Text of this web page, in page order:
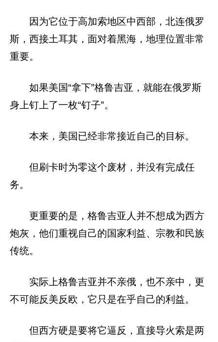
因为它位于高加索地区中西部，北连俄罗
斯，西接土耳其，面对着黑海，地理位置非常
重要。
如果美国“拿下”格鲁吉亚，就能在俄罗斯
身上钉上了一枚“钉子”。
本来，美国已经非常接近自己的目标。
但刷卡时为零这个废材，并没有完成任
务。
更重要的是，格鲁吉亚人并不想成为西方
炮灰，他们重视自己的国家利益、宗教和民族
传统。
实际上格鲁吉亚并不亲俄，也不亲中，更
不可能反美反欧，它只是在乎自己的利益。
但西方硬是要将它逼反，直接导火索是两